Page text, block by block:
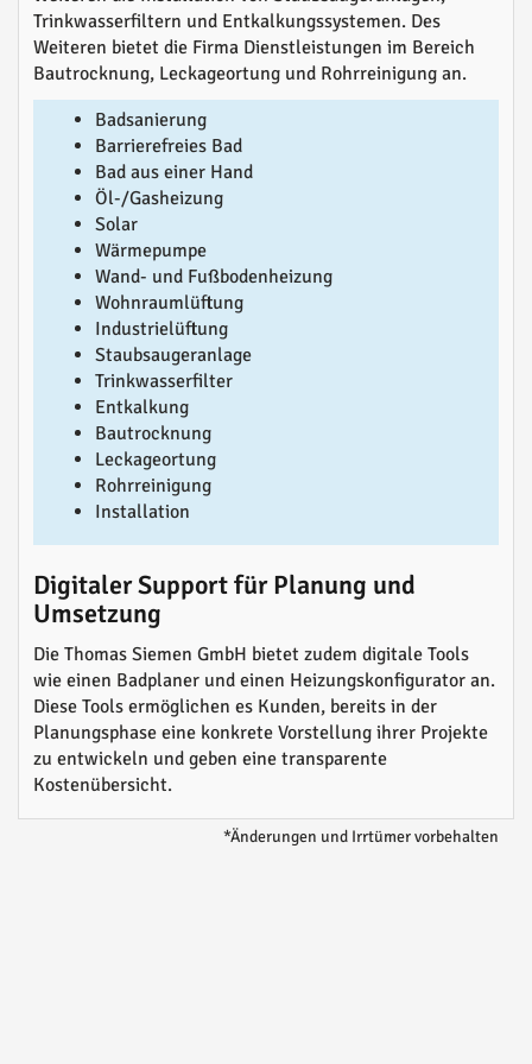
Trinkwasserfiltern und Entkalkungssystemen. Des
Weiteren bietet die Firma Dienstleistungen im Bereich
Bautrocknung, Leckageortung und Rohrreinigung an.
Badsanierung
Barrierefreies Bad
Bad aus einer Hand
Öl-/Gasheizung
Solar
Wärmepumpe
Wand- und Fußbodenheizung
Wohnraumlüftung
Industrielüftung
Staubsaugeranlage
Trinkwasserfilter
Entkalkung
Bautrocknung
Leckageortung
Rohrreinigung
Installation
Digitaler Support für Planung und
Umsetzung
Die Thomas Siemen GmbH bietet zudem digitale Tools
wie einen Badplaner und einen Heizungskonfigurator an.
Diese Tools ermöglichen es Kunden, bereits in der
Planungsphase eine konkrete Vorstellung ihrer Projekte
zu entwickeln und geben eine transparente
Kostenübersicht.
*Änderungen und Irrtümer vorbehalten